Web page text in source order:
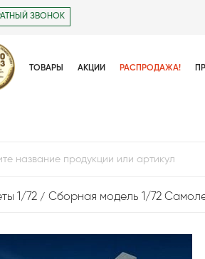
ЗВОНОК
ТОВАРЫ АКЦИИ РАСПРОДАЖА!
1/72 Сборная модель 1/72